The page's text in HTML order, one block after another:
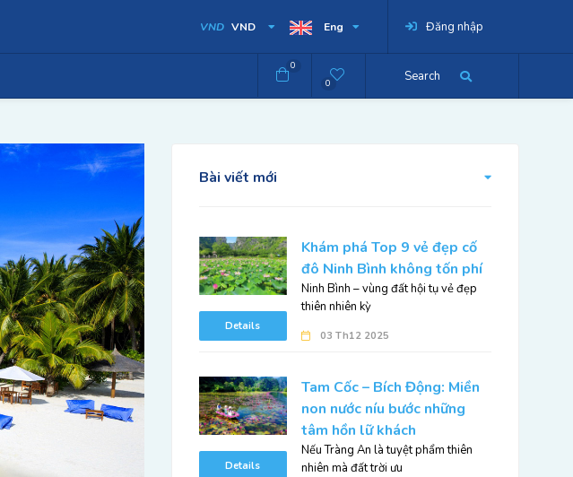
Đăng nhập
Eng
VND VND
Search
0
0
Bài viết mới
Details
Khám phá Top 9 vẻ đẹp cố
đô Ninh Bình không tốn phí
Ninh Bình – vùng đất hội tụ vẻ đẹp
thiên nhiên kỳ
03 Th12 2025
Details
Tam Cốc – Bích Động: Miền
non nước níu bước những
tâm hồn lữ khách
Nếu Tràng An là tuyệt phẩm thiên
nhiên mà đất trời ưu